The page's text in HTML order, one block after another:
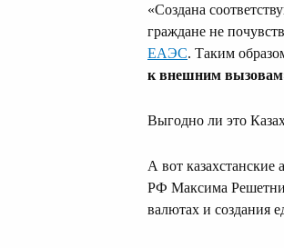
«Создана
граждане не
ЕАЭС. Таким
к внешним вызовам
Выгодно ли это
А вот
РФ Максима
валютах и создания